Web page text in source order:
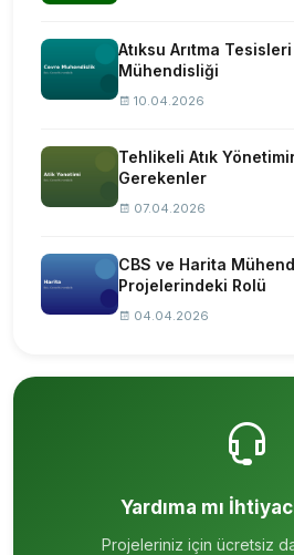
Atıksu Arıtma
Mühendisliği
10.04.2026
Tehlikeli Atık
Gerekenler
07.04.2026
CBS ve Harita
Projelerindeki Rolü
04.04.2026
Yardıma mı
Projeleriniz için ücretsiz